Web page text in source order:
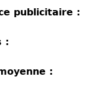
publicitaire :
:
: